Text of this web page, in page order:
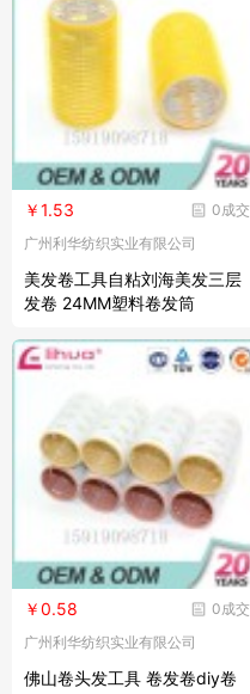
0成交
￥1.53
广州利华纺织实业有限公司
美发卷工具自粘刘海美发三层
发卷 24MM塑料卷发筒
0成交
￥0.58
广州利华纺织实业有限公司
佛山卷头发工具 卷发卷diy卷